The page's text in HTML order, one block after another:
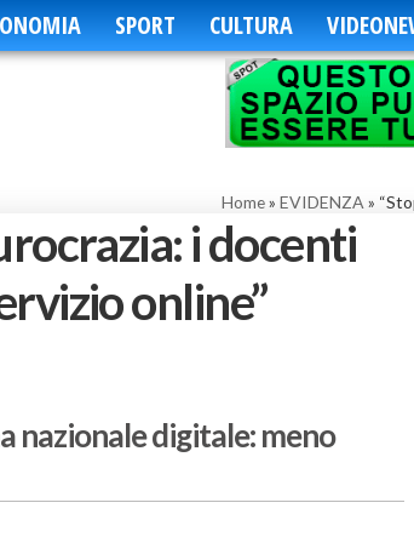
SPORT CULTURA
Home» EVIDENZA »
i docenti
online”
nazionale digitale: meno